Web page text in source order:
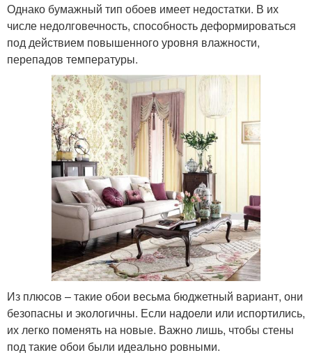
Однако бумажный тип обоев имеет недостатки. В их
числе недолговечность, способность деформироваться
под действием повышенного уровня влажности,
перепадов температуры.
Из плюсов – такие обои весьма бюджетный вариант, они
безопасны и экологичны. Если надоели или испортились,
их легко поменять на новые. Важно лишь, чтобы стены
под такие обои были идеально ровными.